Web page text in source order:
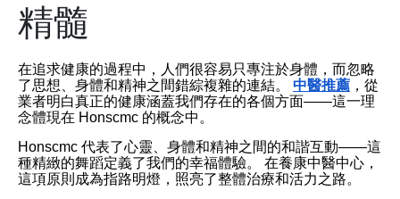
精髓
在追求健康的過程中，人們很容易只專注於身體，而忽略
了思想、身體和精神之間錯綜複雜的連結。 中醫推薦 ，從
業者明白真正的健康涵蓋我們存在的各個方面——這一理
念體現在 Honscmc 的概念中。
Honscmc 代表了心靈、身體和精神之間的和諧互動——這
種精緻的舞蹈定義了我們的幸福體驗。 在養康中醫中心，
這項原則成為指路明燈，照亮了整體治療和活力之路。